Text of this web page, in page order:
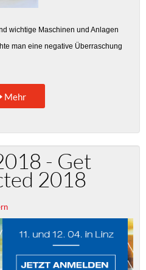
wichtige Maschinen und Anlagen
man eine negative Überraschung
Mehr
- Get
2018